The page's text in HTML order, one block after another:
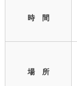
時 間
場 所